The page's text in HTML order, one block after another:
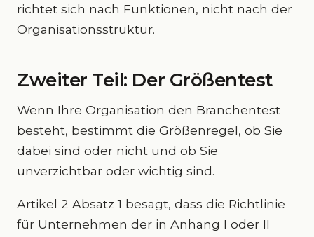
richtet sich nach Funktionen, nicht nach der
Organisationsstruktur.
Zweiter Teil: Der Größentest
Wenn Ihre Organisation den Branchentest
besteht, bestimmt die Größenregel, ob Sie
dabei sind oder nicht und ob Sie
unverzichtbar oder wichtig sind.
Artikel 2 Absatz 1 besagt, dass die Richtlinie
für Unternehmen der in Anhang I oder II